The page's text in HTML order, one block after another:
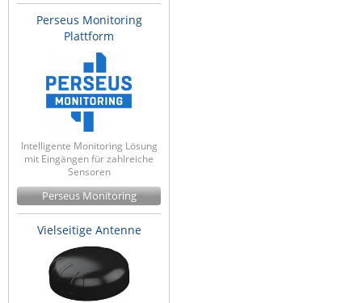
Perseus Monitoring
Plattform
Intelligente Monitoring Lösung
mit Eingängen für zahlreiche
Sensoren
Perseus Monitoring
Vielseitige Antenne